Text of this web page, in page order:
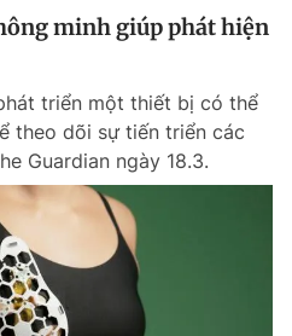
Tin 24h
Tin 360
minh giúp phát hiện
triển một thiết bị có thể
theo dõi sự tiến triển các
Guardian ngày 18.3.